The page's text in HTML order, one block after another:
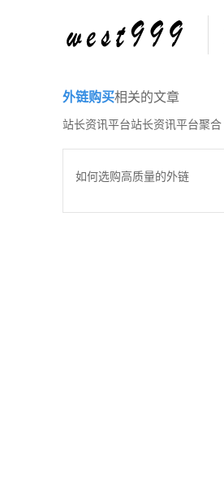
外链购买相关的文章
站长资讯平台站长资讯平台聚合
如何选购高质量的外链